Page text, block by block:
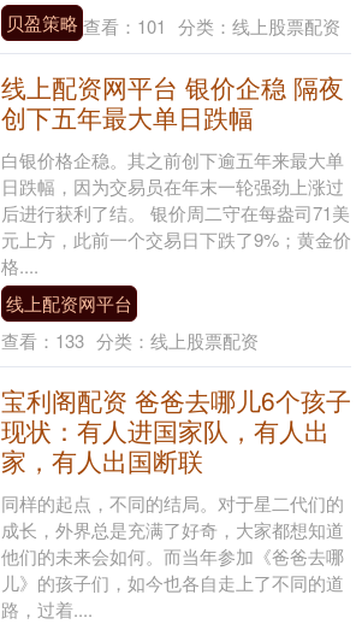
贝盈策略 查看： 101 分类： 线上股票配资
线上配资网平台 银价企稳 隔夜
创下五年最大单日跌幅
白银价格企稳。其之前创下逾五年来最大单
日跌幅，因为交易员在年末一轮强劲上涨过
后进行获利了结。 银价周二守在每盎司71美
元上方，此前一个交易日下跌了9%；黄金价
格....
线上配资网平台
查看： 133 分类： 线上股票配资
宝利阁配资 爸爸去哪儿6个孩子
现状：有人进国家队，有人出
家，有人出国断联
同样的起点，不同的结局。对于星二代们的
成长，外界总是充满了好奇，大家都想知道
他们的未来会如何。而当年参加《爸爸去哪
儿》的孩子们，如今也各自走上了不同的道
路，过着....